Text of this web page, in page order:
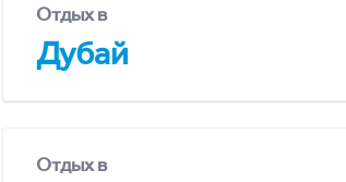
Отдых в
Дубай
Отдых в